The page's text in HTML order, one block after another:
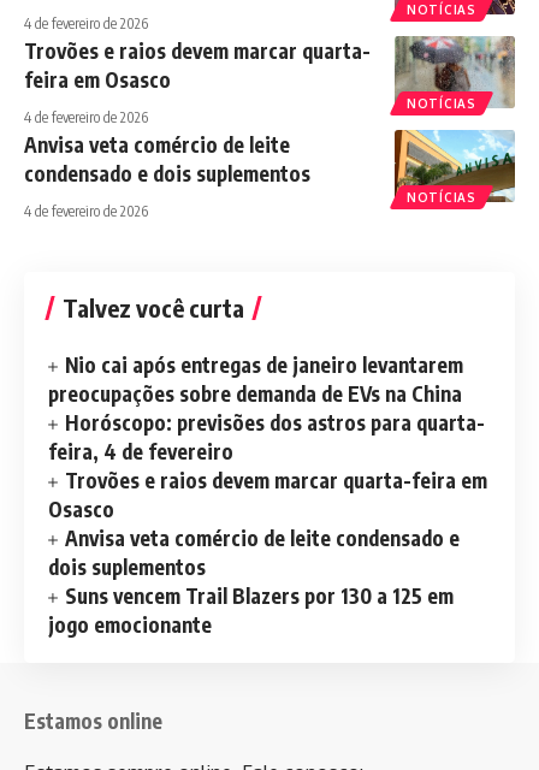
NOTÍCIAS
4 de fevereiro de 2026
NOTÍCIAS
Trovões e raios devem marcar quarta-
feira em Osasco
4 de fevereiro de 2026
NOTÍCIAS
Anvisa veta comércio de leite
condensado e dois suplementos
4 de fevereiro de 2026
Talvez você curta
Nio cai após entregas de janeiro levantarem
preocupações sobre demanda de EVs na China
Horóscopo: previsões dos astros para quarta-
feira, 4 de fevereiro
Trovões e raios devem marcar quarta-feira em
Osasco
Anvisa veta comércio de leite condensado e
dois suplementos
Suns vencem Trail Blazers por 130 a 125 em
jogo emocionante
Estamos online